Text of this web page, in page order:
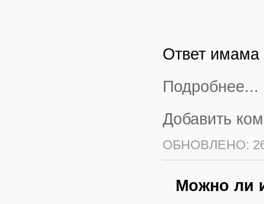
Ответ имама
Подробнее...
Добавить
ОБНОВЛЕНО:
Можно ли